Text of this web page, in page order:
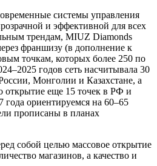
системы управления
и эффективной для всех
трендам, MIUZ Diamonds
франшизу (в дополнение к
точкам, которых более 250 по
годов сеть насчитывала 30
Монголии и Казахстане, а
открытие еще 15 точек в РФ и
ориентируемся на 60–65
прописаны в планах
собой целью массовое открытие
магазинов, а качество и